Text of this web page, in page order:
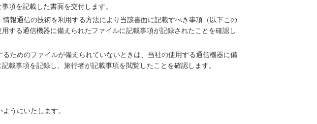
項を記載した書面を交付します。
報通信の技術を利用する方法により当該書面に記載すべき事項（以下この
する通信機器に備えられたファイルに記載事項が記録されたことを確認し
ためのファイルが備えられていないときは、当社の使用する通信機器に備
載事項を記録し、旅行者が記載事項を閲覧したことを確認します。
うにいたします。